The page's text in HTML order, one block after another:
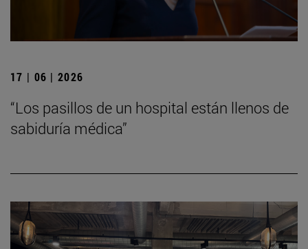
17 | 06 | 2026
“Los pasillos de un hospital están llenos de
sabiduría médica”